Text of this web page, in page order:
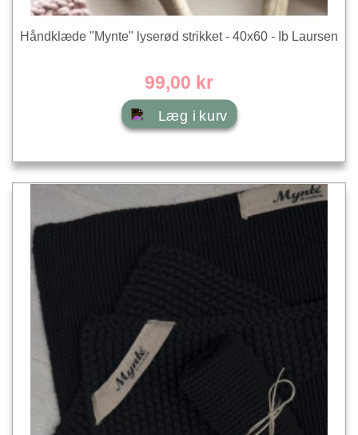
Håndklæde "Mynte" lyserød strikket - 40x60 - Ib Laursen
99,00 kr
Læg i kurv